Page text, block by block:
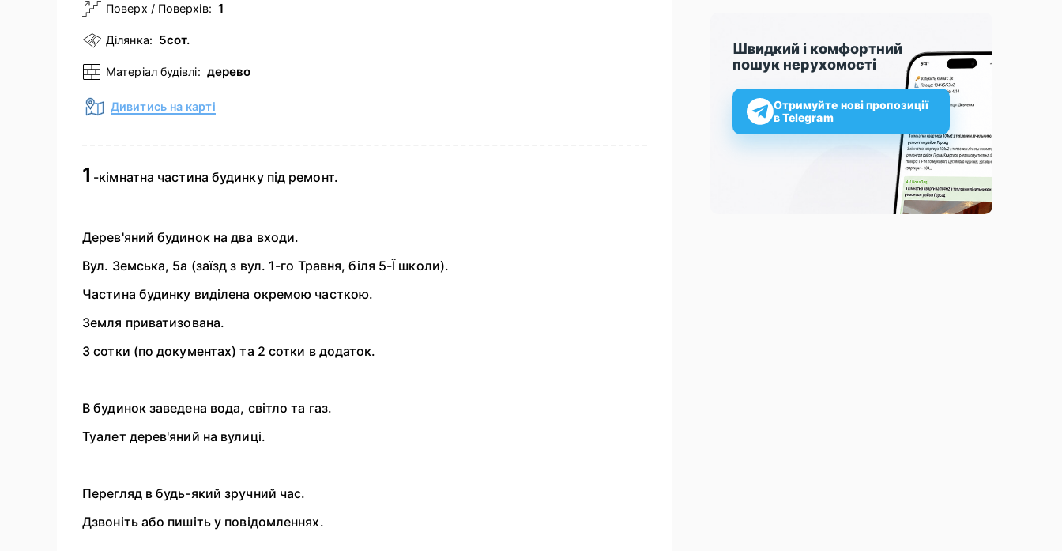
Поверх / Поверхів: 1
Ділянка: 5сот.
Матеріал будівлі: дерево
Дивитись на карті
1 -кімнатна частина будинку під ремонт.
Дерев'яний будинок на два входи.
Вул. Земська, 5а (заїзд з вул. 1-го Травня, біля 5-Ї школи).
Частина будинку виділена окремою часткою.
Земля приватизована.
3 сотки (по документах) та 2 сотки в додаток.
В будинок заведена вода, світло та газ.
Туалет дерев'яний на вулиці.
Перегляд в будь-який зручний час.
Дзвоніть або пишіть у повідомленнях.
Швидкий і комфортний
пошук нерухомості
Отримуйте нові пропозиції
в Telegram